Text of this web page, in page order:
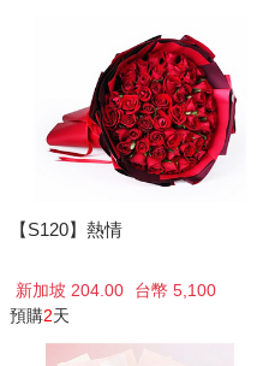
【S120】熱情
新加坡 204.00
台幣 5,100
預購2天